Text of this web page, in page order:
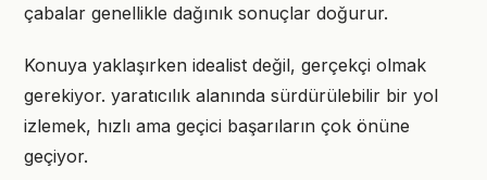
çabalar genellikle dağınık sonuçlar doğurur.
Konuya yaklaşırken idealist değil, gerçekçi olmak
gerekiyor. yaratıcılık alanında sürdürülebilir bir yol
izlemek, hızlı ama geçici başarıların çok önüne
geçiyor.